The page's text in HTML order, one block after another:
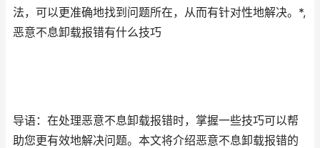
法，可以更准确地找到问题所在，从而有针对性地解决。*,
恶意不息卸载报错有什么技巧
导语：在处理恶意不息卸载报错时，掌握一些技巧可以帮
助您更有效地解决问题。本文将介绍恶意不息卸载报错的